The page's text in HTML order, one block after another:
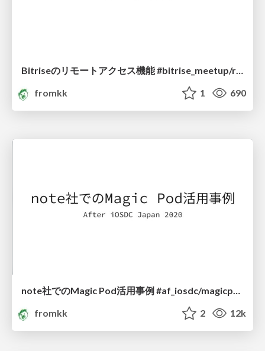
fromkk
1 690
note社でのMagic Pod活用事例 #af_iosdc/magicpod_with_note
fromkk
2 12k